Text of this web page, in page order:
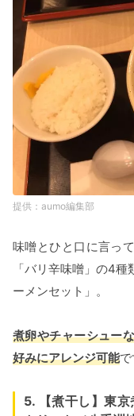
aumo編集部
味噌とひと口に言っ
「バリ辛味噌」の4
ーメンセット」。
煮卵やチャーシュー
好みにアレンジ可能で
5. 【煮干し】東